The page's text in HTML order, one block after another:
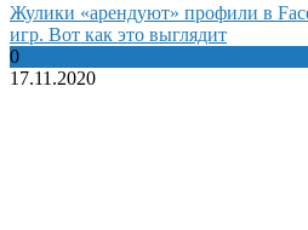
Жулики «арендуют» профили в
игр. Вот как это выглядит
0
17.11.2020